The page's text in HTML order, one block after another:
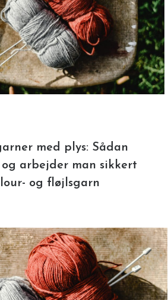
med plys: Sådan
arbejder man sikkert
og fløjlsgarn